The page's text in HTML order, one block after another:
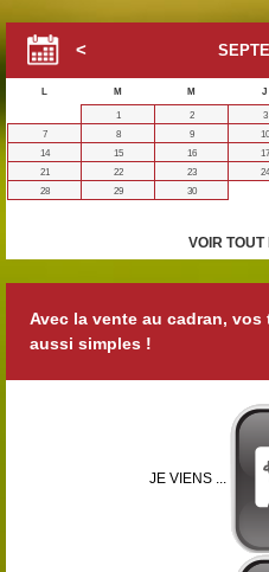
L M M J
1
2 3
7
8 9 10
14
15 16 17
21
22 23 24
28
29 30
VOIR
Avec la vente au cadran,
aussi simples !
JE VIENS ...